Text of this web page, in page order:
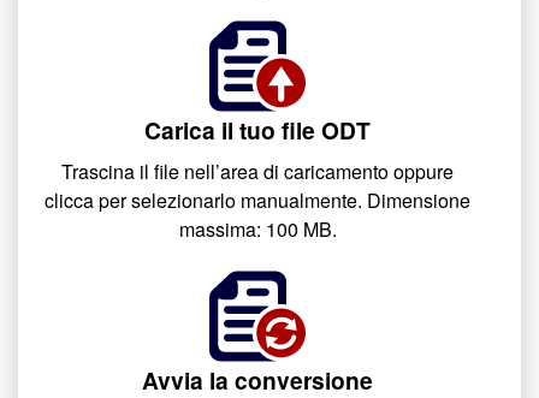
Carica il tuo file ODT
Trascina il file nell’area di caricamento oppure
clicca per selezionarlo manualmente. Dimensione
massima: 100 MB.
Avvia la conversione